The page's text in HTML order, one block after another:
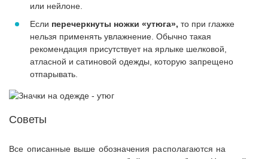
или нейлоне.
Если перечеркнуты ножки «утюга», то при глажке
нельзя применять увлажнение. Обычно такая
рекомендация присутствует на ярлыке шелковой,
атласной и сатиновой одежды, которую запрещено
отпарывать.
Советы
Все описанные выше обозначения располагаются на